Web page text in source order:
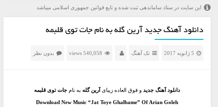
این سایت در ستاد ساماندهی ثبت شده و تابع قوانین جمهوری اسلامی میباشد
دانلود آهنگ جدید آرین گله به نام جات توی قلبمه
5 ژانویه 2017 تک آهنگ 540,058 views بدون نظر
دانلود آهنگ جدیدو فوق العاده زیبای آرین گلهبه نام جات توی قلبمه
Download New Music “Jat Toye Ghalbame” Of Arian Goleh